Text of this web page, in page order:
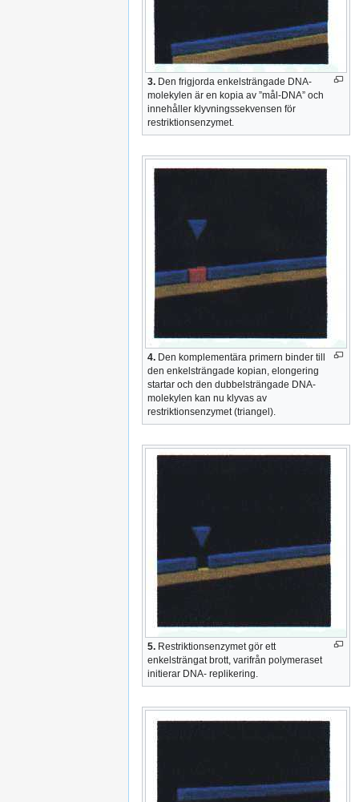
3. Den frigjorda enkelsträngade DNA-
molekylen är en kopia av ”mål-DNA” och
innehåller klyvningssekvensen för
restriktionsenzymet.
4. Den komplementära primern binder till
den enkelsträngade kopian, elongering
startar och den dubbelsträngade DNA-
molekylen kan nu klyvas av
restriktionsenzymet (triangel).
5. Restriktionsenzymet gör ett
enkelsträngat brott, varifrån polymeraset
initierar DNA- replikering.